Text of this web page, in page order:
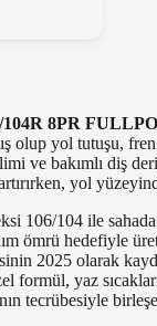
104R 8PR
olup yol tutuşu,
ve bakımlı diş
yol
106/104 ile
ömrü hedefiyle
2025 olarak
formül, yaz
tecrübesiyle